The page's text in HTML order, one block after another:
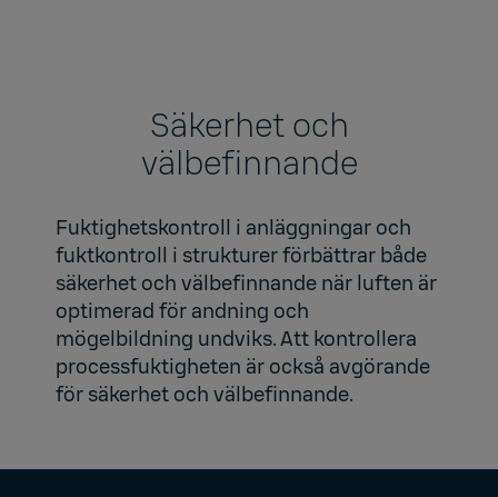
Säkerhet och
välbefinnande
Fuktighetskontroll i anläggningar och
fuktkontroll i strukturer förbättrar både
säkerhet och välbefinnande när luften är
optimerad för andning och
mögelbildning undviks. Att kontrollera
processfuktigheten är också avgörande
för säkerhet och välbefinnande.